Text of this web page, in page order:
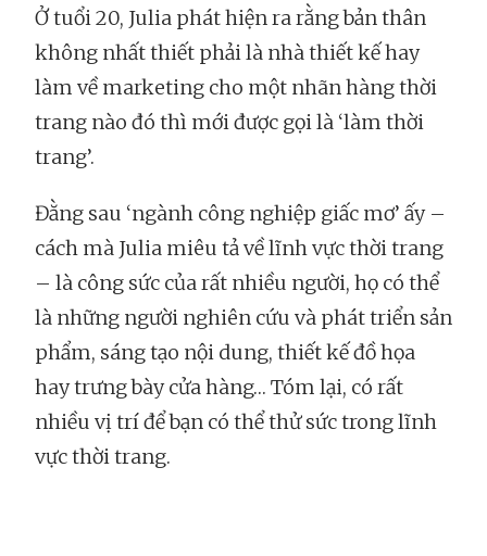
Ở tuổi 20, Julia phát hiện ra rằng bản thân
không nhất thiết phải là nhà thiết kế hay
làm về marketing cho một nhãn hàng thời
trang nào đó thì mới được gọi là ‘làm thời
trang’.
Đằng sau ‘ngành công nghiệp giấc mơ’ ấy –
cách mà Julia miêu tả về lĩnh vực thời trang
– là công sức của rất nhiều người, họ có thể
là những người nghiên cứu và phát triển sản
phẩm, sáng tạo nội dung, thiết kế đồ họa
hay trưng bày cửa hàng… Tóm lại, có rất
nhiều vị trí để bạn có thể thử sức trong lĩnh
vực thời trang.